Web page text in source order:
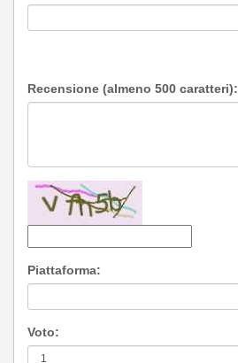
Recensione (almeno 500 caratteri):
Piattaforma:
Voto: